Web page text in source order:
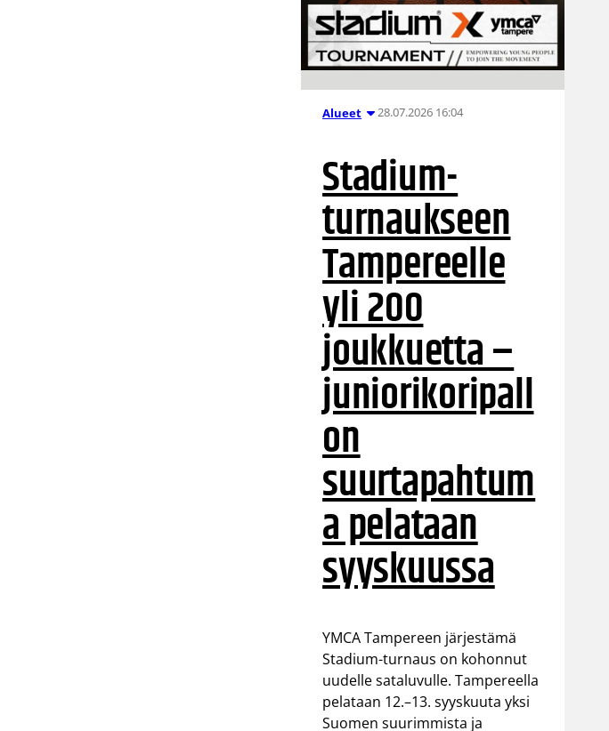
Alueet 28.07.2026 16:04
Stadium-
turnaukseen
Tampereelle
yli 200
joukkuetta –
juniorikoripall
on
suurtapahtum
a pelataan
syyskuussa
YMCA Tampereen järjestämä
Stadium-turnaus on kohonnut
uudelle sataluvulle. Tampereella
pelataan 12.–13. syyskuuta yksi
Suomen suurimmista ja